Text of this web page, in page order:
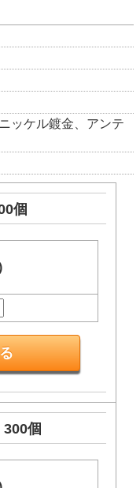
ッケル鍍金、アンテ
個
個